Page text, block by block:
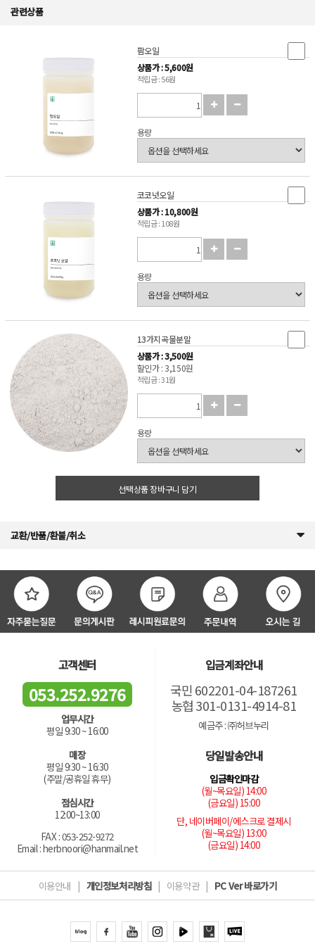
관련상품
팜오일
상품가 : 5,600원
적립금 : 56원
용량
코코넛오일
상품가 : 10,800원
적립금 : 108원
용량
13가지곡물분말
상품가 : 3,500원
할인가 : 3,150원
적립금 : 31원
용량
선택상품 장바구니 담기
교환/반품/환불/취소
고객센터
053.252.9276
업무시간
평일 9:30 ~ 16:00
매장
평일 9:30 ~ 16:30
(주말/공휴일 휴무)
점심시간
12:00~13:00
FAX : 053-252-9272
Email : herbnoori@hanmail.net
입금계좌안내
국민 602201-04-187261
농협 301-0131-4914-81
예금주 : ㈜허브누리
당일발송안내
입금확인마감
(월~목요일) 14:00
(금요일) 15:00
단, 네이버페이/에스크로 결제시
(월~목요일) 13:00
(금요일) 14:00
이용안내 | 개인정보처리방침 | 이용약관 | PC Ver 바로가기